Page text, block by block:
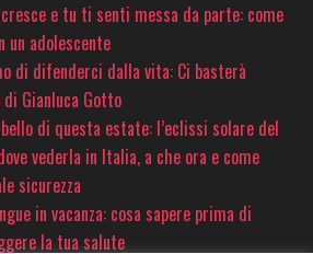
e tu ti senti messa da parte: come
un adolescente
di difenderci dalla vita: Ci basterà
Gianluca Gotto
di questa estate: l’eclissi solare del
vederla in Italia, a che ora e come
sicurezza
in vacanza: cosa sapere prima di
la tua salute